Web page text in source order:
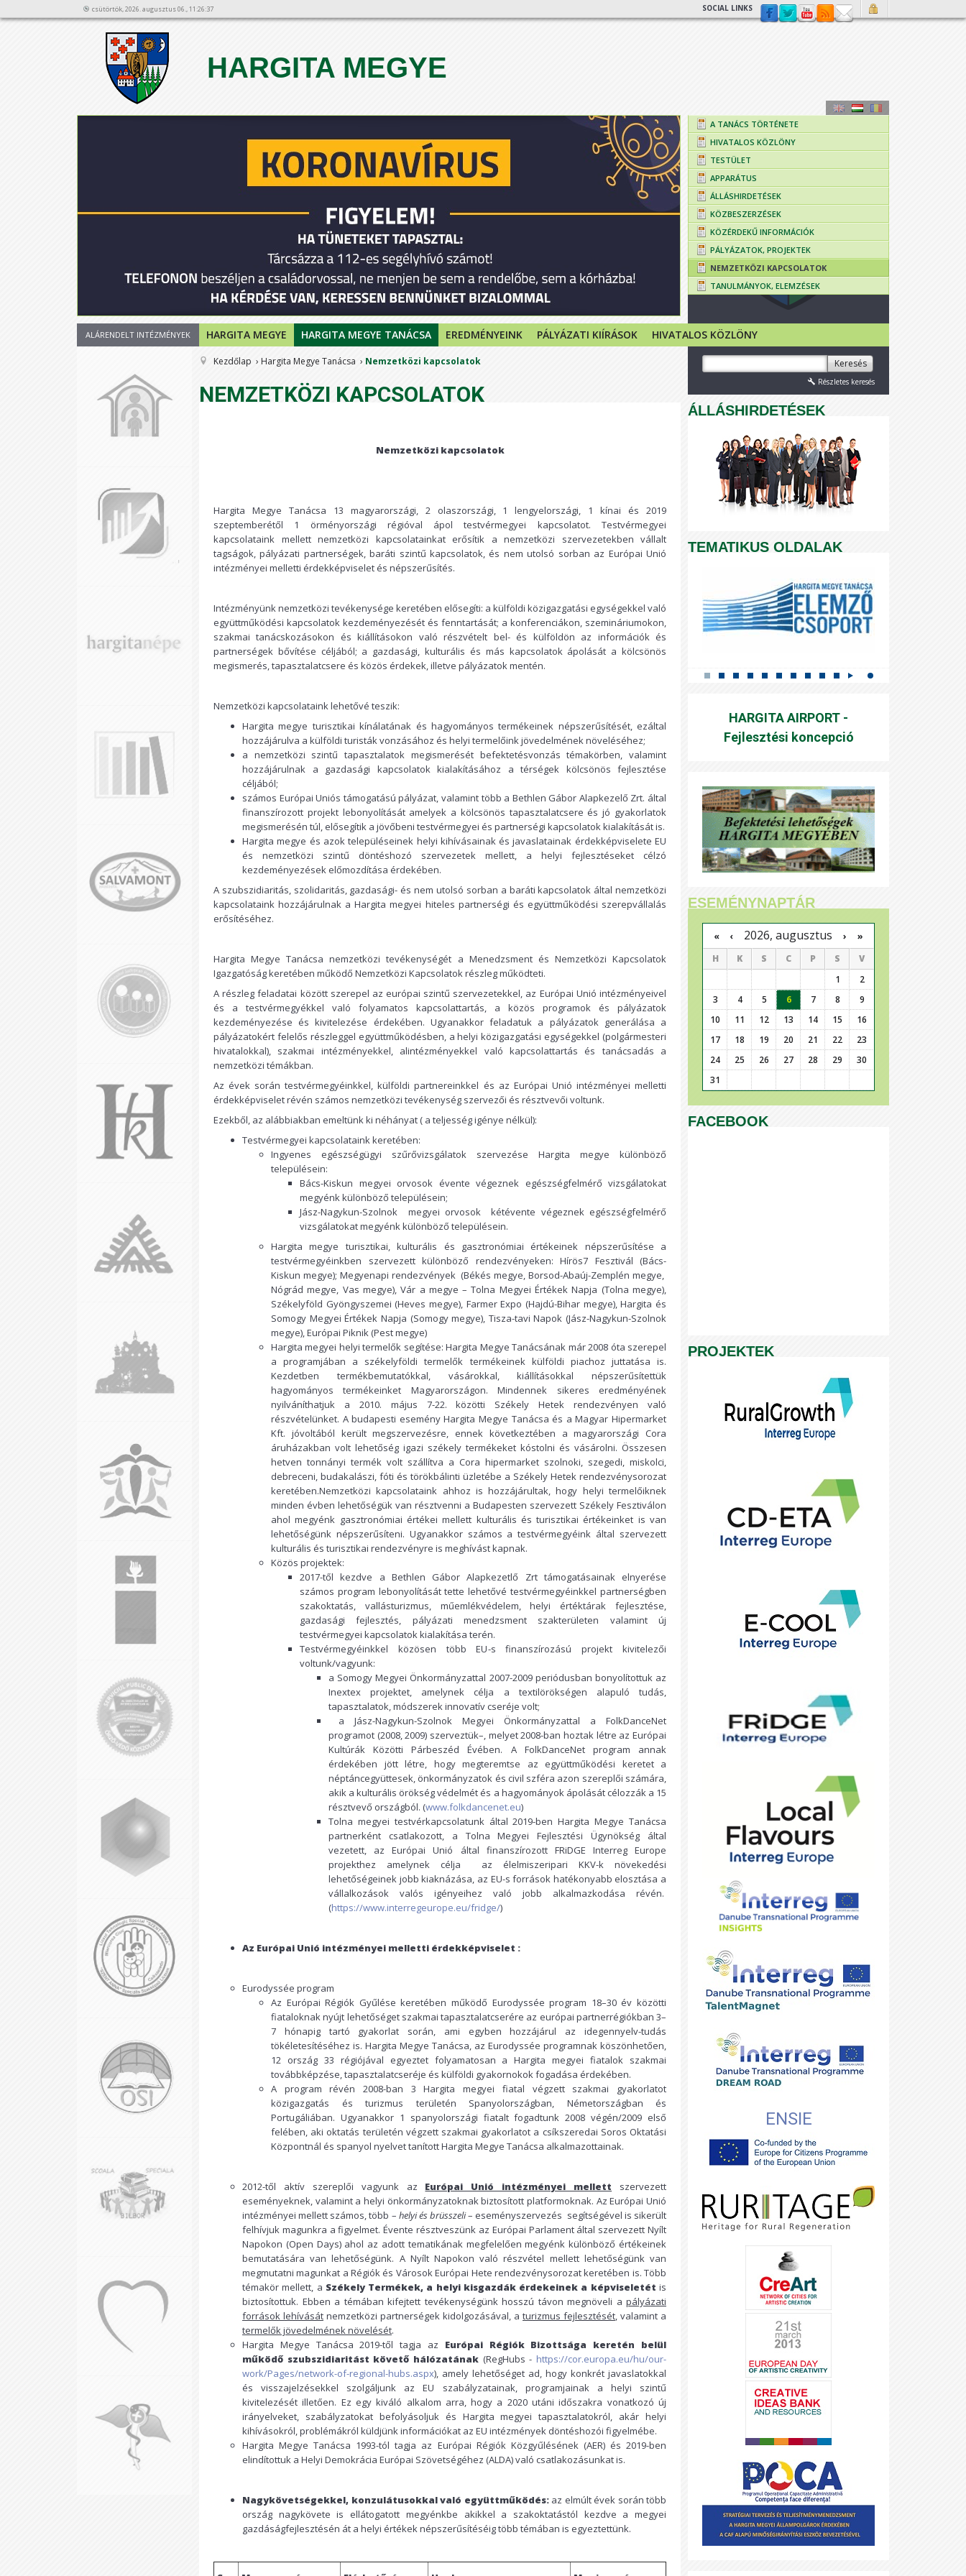
csütörtök, 2026. augusztus 06., 11:26:37 SOCIAL LINKS
HARGITA MEGYE
12
A TANÁCS TÖRTÉNETE
HIVATALOS KÖZLÖNY
TESTÜLET
APPARÁTUS
ÁLLÁSHIRDETÉSEK
KÖZBESZERZÉSEK
KÖZÉRDEKŰ INFORMÁCIÓK
PÁLYÁZATOK, PROJEKTEK
NEMZETKÖZI KAPCSOLATOK
TANULMÁNYOK, ELEMZÉSEK
ALÁRENDELT INTÉZMÉNYEK HARGITA MEGYE HARGITA MEGYE TANÁCSA EREDMÉNYEINK PÁLYÁZATI KIÍRÁSOK HIVATALOS KÖZLÖNY
Kezdőlap Hargita Megye Tanácsa Nemzetközi kapcsolatok
NEMZETKÖZI KAPCSOLATOK
Nemzetközi kapcsolatok
Hargita Megye Tanácsa 13 magyarországi, 2 olaszországi, 1 lengyelországi, 1 kínai és 2019
szeptemberétől 1 örményországi régióval ápol testvérmegyei kapcsolatot. Testvérmegyei
kapcsolataink mellett nemzetközi kapcsolatainkat erősítik a nemzetközi szervezetekben vállalt
tagságok, pályázati partnerségek, baráti szintű kapcsolatok, és nem utolsó sorban az Európai Unió
intézményei melletti érdekképviselet és népszerűsítés.
Intézményünk nemzetközi tevékenysége keretében elősegíti: a külföldi közigazgatási egységekkel való
együttműködési kapcsolatok kezdeményezését és fenntartását; a konferenciákon, szemináriumokon,
szakmai tanácskozásokon és kiállításokon való részvételt bel- és külföldön az információk és
partnerségek bővítése céljából; a gazdasági, kulturális és más kapcsolatok ápolását a kölcsönös
megismerés, tapasztalatcsere és közös érdekek, illetve pályázatok mentén.
Nemzetközi kapcsolataink lehetővé teszik:
Hargita megye turisztikai kínálatának és hagyományos termékeinek népszerűsítését, ezáltal
hozzájárulva a külföldi turisták vonzásához és helyi termelőink jövedelmének növeléséhez;
a nemzetközi szintű tapasztalatok megismerését befektetésvonzás témakörben, valamint
hozzájárulnak a gazdasági kapcsolatok kialakításához a térségek kölcsönös fejlesztése
céljából;
számos Európai Uniós támogatású pályázat, valamint több a Bethlen Gábor Alapkezelő Zrt. által
finanszírozott projekt lebonyolítását amelyek a kölcsönös tapasztalatcsere és jó gyakorlatok
megismerésén túl, elősegítik a jövőbeni testvérmegyei és partnerségi kapcsolatok kialakítását is.
Hargita megye és azok településeinek helyi kihívásainak és javaslatainak érdekképviselete EU
és nemzetközi szintű döntéshozó szervezetek mellett, a helyi fejlesztéseket célzó
kezdeményezések előmozdítása érdekében.
A szubszidiaritás, szolidaritás, gazdasági- és nem utolsó sorban a baráti kapcsolatok által nemzetközi
kapcsolataink hozzájárulnak a Hargita megyei hiteles partnerségi és együttműködési szerepvállalás
erősítéséhez.
Hargita Megye Tanácsa nemzetközi tevékenységét a Menedzsment és Nemzetközi Kapcsolatok
Igazgatóság keretében működő Nemzetközi Kapcsolatok részleg működteti.
A részleg feladatai között szerepel az európai szintű szervezetekkel, az Európai Unió intézményeivel
és a testvérmegyékkel való folyamatos kapcsolattartás, a közös programok és pályázatok
kezdeményezése és kivitelezése érdekében. Ugyanakkor feladatuk a pályázatok generálása a
pályázatokért felelős részleggel együttműködésben, a helyi közigazgatási egységekkel (polgármesteri
hivatalokkal), szakmai intézményekkel, alintézményekkel való kapcsolattartás és tanácsadás a
nemzetközi témákban.
Az évek során testvérmegyéinkkel, külföldi partnereinkkel és az Európai Unió intézményei melletti
érdekképviselet révén számos nemzetközi tevékenység szervezői és résztvevői voltunk.
Ezekből, az alábbiakban emeltünk ki néhányat ( a teljesség igénye nélkül):
Testvérmegyei kapcsolataink keretében:
Ingyenes egészségügyi szűrővizsgálatok szervezése Hargita megye különböző
településein:
Bács-Kiskun megyei orvosok évente végeznek egészségfelmérő vizsgálatokat
megyénk különböző településein;
Jász-Nagykun-Szolnok megyei orvosok kétévente végeznek egészségfelmérő
vizsgálatokat megyénk különböző településein.
Hargita megye turisztikai, kulturális és gasztronómiai értékeinek népszerűsítése a
testvérmegyéinkben szervezett különböző rendezvényeken: Hírös7 Fesztivál (Bács-
Kiskun megye); Megyenapi rendezvények (Békés megye, Borsod-Abaúj-Zemplén megye,
Nógrád megye, Vas megye), Vár a megye – Tolna Megyei Értékek Napja (Tolna megye),
Székelyföld Gyöngyszemei (Heves megye), Farmer Expo (Hajdú-Bihar megye), Hargita és
Somogy Megyei Értékek Napja (Somogy megye), Tisza-tavi Napok (Jász-Nagykun-Szolnok
megye), Európai Piknik (Pest megye)
Hargita megyei helyi termelők segítése: Hargita Megye Tanácsának már 2008 óta szerepel
a programjában a székelyföldi termelők termékeinek külföldi piachoz juttatása is.
Kezdetben termékbemutatókkal, vásárokkal, kiállításokkal népszerűsítettük
hagyományos termékeinket Magyarországon. Mindennek sikeres eredményének
nyilváníthatjuk a 2010. május 7-22. közötti Székely Hetek rendezvényen való
részvételünket. A budapesti esemény Hargita Megye Tanácsa és a Magyar Hipermarket
Kft. jóvoltából került megszervezésre, ennek következtében a magyarországi Cora
áruházakban volt lehetőség igazi székely termékeket kóstolni és vásárolni. Összesen
hetven tonnányi termék volt szállítva a Cora hipermarket szolnoki, szegedi, miskolci,
debreceni, budakalászi, fóti és törökbálinti üzletébe a Székely Hetek rendezvénysorozat
keretében.Nemzetközi kapcsolataink ahhoz is hozzájárultak, hogy helyi termelőiknek
minden évben lehetőségük van résztvenni a Budapesten szervezett Székely Fesztiválon
ahol megyénk gasztronómiai értékei mellett kulturális és turisztikai értékeinket is van
lehetőségünk népszerűsíteni. Ugyanakkor számos a testvérmegyéink által szervezett
kulturális és turisztikai rendezvényre is meghívást kapnak.
Közös projektek:
2017-től kezdve a Bethlen Gábor Alapkezetlő Zrt támogatásainak elnyerése
számos program lebonyolítását tette lehetővé testvérmegyéinkkel partnerségben
szakoktatás, vallásturizmus, műemlékvédelem, helyi értéktárak fejlesztése,
gazdasági fejlesztés, pályázati menedzsment szakterületen valamint új
testvérmegyei kapcsolatok kialakítása terén.
Testvérmegyéinkkel közösen több EU-s finanszírozású projekt kivitelezői
voltunk/vagyunk:
a Somogy Megyei Önkormányzattal 2007-2009 periódusban bonyolítottuk az
Inextex projektet, amelynek célja a textilörökségen alapuló tudás,
tapasztalatok, módszerek innovatív cseréje volt;
a Jász-Nagykun-Szolnok Megyei Önkormányzattal a FolkDanceNet
programot (2008, 2009) szerveztük–, melyet 2008-ban hoztak létre az Európai
Kultúrák Közötti Párbeszéd Évében. A FolkDanceNet program annak
érdekében jött létre, hogy megteremtse az együttműködési keretet a
néptáncegyüttesek, önkormányzatok és civil szféra azon szereplői számára,
akik a kulturális örökség védelmét és a hagyományok ápolását célozzák a 15
résztvevő országból. (www.folkdancenet.eu)
Tolna megyei testvérkapcsolatunk által 2019-ben Hargita Megye Tanácsa
partnerként csatlakozott, a Tolna Megyei Fejlesztési Ügynökség által
vezetett, az Európai Unió által finanszírozott FRiDGE Interreg Europe
projekthez amelynek célja az élelmiszeripari KKV-k növekedési
lehetőségeinek jobb kiaknázása, az EU-s források hatékonyabb elosztása a
vállalkozások valós igényeihez való jobb alkalmazkodása révén.
(https://www.interregeurope.eu/fridge/)
Az Európai Unió intézményei melletti érdekképviselet :
Eurodyssée program
Az Európai Régiók Gyűlése keretében működő Eurodyssée program 18–30 év közötti
fiataloknak nyújt lehetőséget szakmai tapasztalatcserére az európai partnerrégiókban 3–
7 hónapig tartó gyakorlat során, ami egyben hozzájárul az idegennyelv-tudás
tökéletesítéséhez is. Hargita Megye Tanácsa, az Eurodyssée programnak köszönhetően,
12 ország 33 régiójával egyeztet folyamatosan a Hargita megyei fiatalok szakmai
továbbképzése, tapasztalatcseréje és külföldi gyakornokok fogadása érdekében.
A program révén 2008-ban 3 Hargita megyei fiatal végzett szakmai gyakorlatot
közigazgatás és turizmus területén Spanyolországban, Németországban és
Portugáliában. Ugyanakkor 1 spanyolországi fiatalt fogadtunk 2008 végén/2009 első
felében, aki oktatás területén végzett szakmai gyakorlatot a csíkszeredai Soros Oktatási
Központnál és spanyol nyelvet tanított Hargita Megye Tanácsa alkalmazottainak.
2012-től aktív szereplői vagyunk az Európai Unió intézményei mellett szervezett
eseményeknek, valamint a helyi önkormányzatoknak biztosított platformoknak. Az Európai Unió
intézményei mellett számos, több – helyi és brüsszeli– eseményszervezés segítségével is sikerült
felhívjuk magunkra a figyelmet. Évente résztveszünk az Európai Parlament által szervezett Nyílt
Napokon (Open Days) ahol az adott tematikának megfelelően megyénk különböző értékeinek
bemutatására van lehetőségünk. A Nyílt Napokon való részvétel mellett lehetőségünk van
megmutatni magunkat a Régiók és Városok Európai Hete rendezvénysorozat keretében is. Több
témakör mellett, a Székely Termékek, a helyi kisgazdák érdekeinek a képviseletét is
biztosítottuk. Ebben a témában kifejtett tevékenységünk hosszú távon megnöveli a pályázati
források lehívását nemzetközi partnerségek kidolgozásával, a turizmus fejlesztését, valamint a
termelők jövedelmének növelését.
Hargita Megye Tanácsa 2019-től tagja az Európai Régiók Bizottsága keretén belül
működő szubszidiaritást követő hálózatának (RegHubs - https://cor.europa.eu/hu/our-
work/Pages/network-of-regional-hubs.aspx), amely lehetőséget ad, hogy konkrét javaslatokkal
és visszajelzésekkel szolgáljunk az EU szabályzatainak, programjainak a helyi szintű
kivitelezését illetően. Ez egy kiváló alkalom arra, hogy a 2020 utáni időszakra vonatkozó új
irányelveket, szabályzatokat befolyásoljuk és Hargita megyei tapasztalatokról, akár helyi
kihívásokról, problémákról küldjünk információkat az EU intézmények döntéshozói figyelmébe.
Hargita Megye Tanácsa 1993-tól tagja az Európai Régiók Közgyűlésének (AER) és 2019-ben
elindítottuk a Helyi Demokrácia Európai Szövetségéhez (ALDA) való csatlakozásunkat is.
Nagykövetségekkel, konzulátusokkal való együttműködés: az elmúlt évek során több
ország nagykövete is ellátogatott megyénkbe akikkel a szakoktatástól kezdve a megyei
gazdáságfejlesztésén át a helyi értékek népszerűsítéséig több témában is egyeztettünk.
Keresés
Részletes keresés
ÁLLÁSHIRDETÉSEK
TEMATIKUS OLDALAK
HARGITA AIRPORT -
Fejlesztési koncepció
ESEMÉNYNAPTÁR
« ‹ 2026, augusztus › »
H K S C P S
V
1
2
3
4 5 6 7 8
9
10
11 12 13 14 15
16
17
18 19 20 21 22
23
24
25 26 27 28 29
30
31
FACEBOOK
PROJEKTEK
ENSIE